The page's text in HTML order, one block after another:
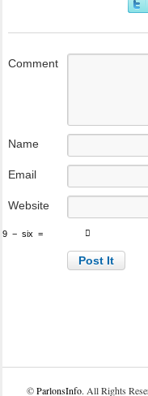
Comment
Name
Email
Website
9 − six =
©ParlonsInfo. All Rights